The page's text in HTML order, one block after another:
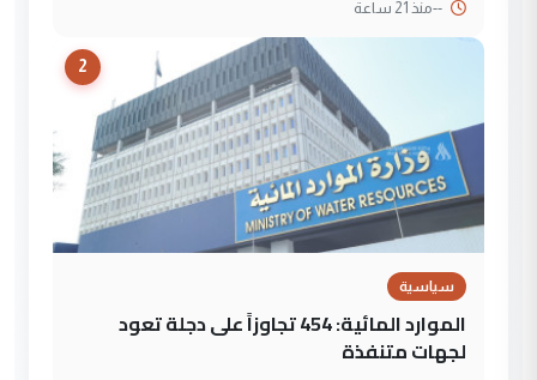
--منذ 21 ساعة
2
سياسية
الموارد المائية: 454 تجاوزاً على دجلة تعود
لجهات متنفذة